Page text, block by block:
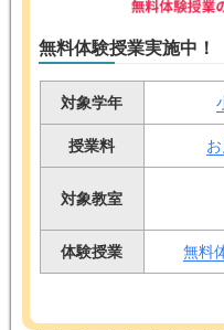
無料体験授業実施中！
対象学年
授業料
対象教室
体験授業 無料